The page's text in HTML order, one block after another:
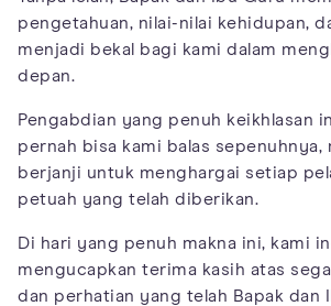
pengetahuan, nilai-nilai kehidupan,
menjadi bekal bagi kami dalam
depan.
Pengabdian yang penuh keikhlasan
pernah bisa kami balas sepenuhnya,
berjanji untuk menghargai setiap
petuah yang telah diberikan.
Di hari yang penuh makna ini, kami
mengucapkan terima kasih atas
dan perhatian yang telah Bapak dan